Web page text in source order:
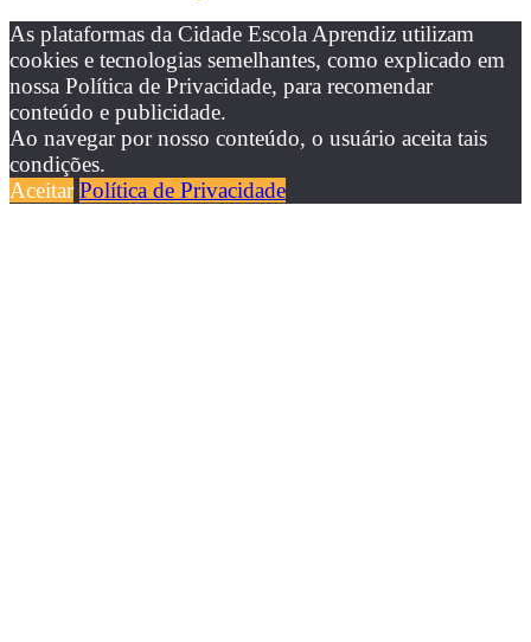
As plataformas da Cidade Escola Aprendiz utilizam
cookies e tecnologias semelhantes, como explicado em
nossa Política de Privacidade, para recomendar
conteúdo e publicidade.
Ao navegar por nosso conteúdo, o usuário aceita tais
condições.
Aceitar Política de Privacidade